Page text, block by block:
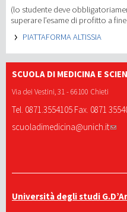
(lo studente deve
superare l’esame di profitto a fine
PIATTAFORMA ALTISSIA
SCUOLA DI MEDICINA E
Via dei Vestini, 31 - 66100 Chieti
Tel. 0871.3554105 Fax. 0871
scuoladimedicina@unich.it
Università degli studi